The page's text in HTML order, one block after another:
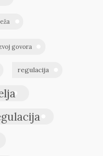
govora
regulacija